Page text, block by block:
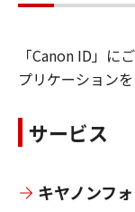
「Canon ID」に
プリケーション
サービス
キヤノンフ